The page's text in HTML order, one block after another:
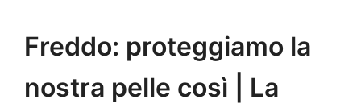
Freddo: proteggiamo la
nostra pelle così | La